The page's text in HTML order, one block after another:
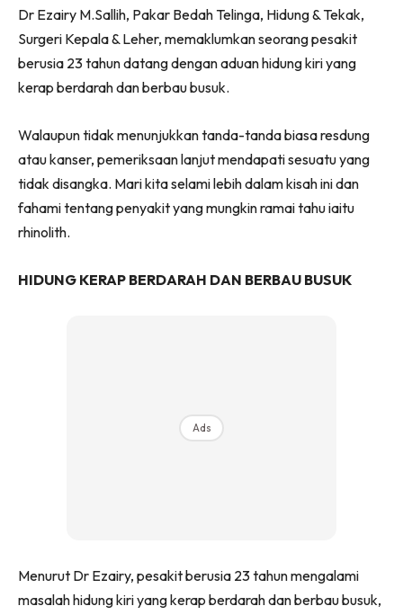
Dr Ezairy M.Sallih, Pakar Bedah Telinga, Hidung & Tekak,
Surgeri Kepala & Leher, memaklumkan seorang pesakit
berusia 23 tahun datang dengan aduan hidung kiri yang
kerap berdarah dan berbau busuk.
Walaupun tidak menunjukkan tanda-tanda biasa resdung
atau kanser, pemeriksaan lanjut mendapati sesuatu yang
tidak disangka. Mari kita selami lebih dalam kisah ini dan
fahami tentang penyakit yang mungkin ramai tahu iaitu
rhinolith.
HIDUNG KERAP BERDARAH DAN BERBAU BUSUK
Ads
Menurut Dr Ezairy, pesakit berusia 23 tahun mengalami
masalah hidung kiri yang kerap berdarah dan berbau busuk,